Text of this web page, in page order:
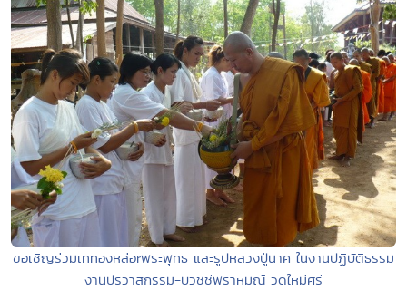
ขอเชิญร่วมเททองหล่อrพระพุทธ และรูปหลวงปู่นาค ในงานปฏิบัติธรรม
งานปริวาสกรรม-บวชชีพราหมณ์ วัดใหม่ศรี